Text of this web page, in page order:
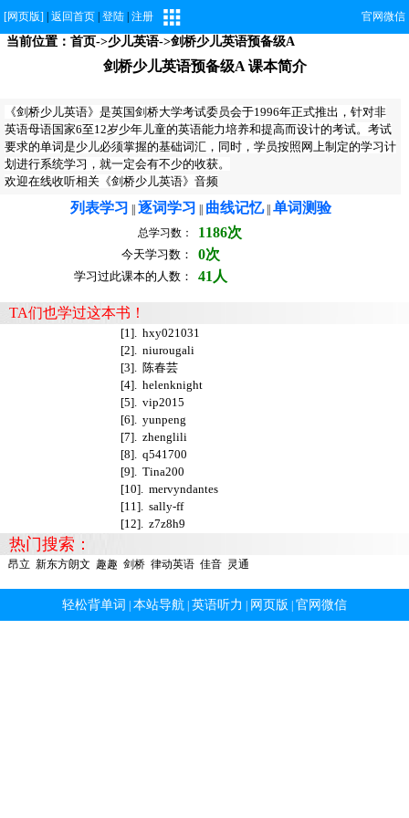
[网页版] 返回首页 登陆 注册 官网微信
当前位置： 首页->少儿英语->剑桥少儿英语预备级A
剑桥少儿英语预备级A 课本简介
《剑桥少儿英语》是英国剑桥大学考试委员会于1996年正式推出，针对非
英语母语国家6至12岁少年儿童的英语能力培养和提高而设计的考试。考试
要求的单词是少儿必须掌握的基础词汇，同时，学员按照网上制定的学习计
划进行系统学习，就一定会有不少的收获。
欢迎在线收听相关《剑桥少儿英语》音频
列表学习 逐词学习 曲线记忆|| 单词测验
总学习数： 1186次
今天学习数： 0次
学习过此课本的人数： 41人
TA们也学过这本书！
[1]. hxy021031
[2]. niurougali
[3]. 陈春芸
[4]. helenknight
[5]. vip2015
[6]. yunpeng
[7]. zhenglili
[8]. q541700
[9]. Tina200
[10]. mervyndantes
[11]. sally-ff
[12]. z7z8h9
热门搜索：
昂立 新东方朗文 趣趣 剑桥 律动英语 佳音 灵通
轻松背单词 本站导航 英语听力 网页版 官网微信